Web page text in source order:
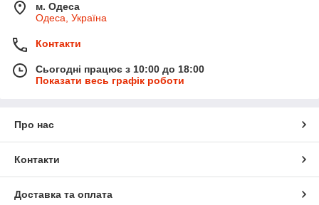
м. Одеса
Одеса, Україна
Контакти
Сьогодні працює з 10:00 до 18:00
Показати весь графік роботи
Про нас
Контакти
Доставка та оплата